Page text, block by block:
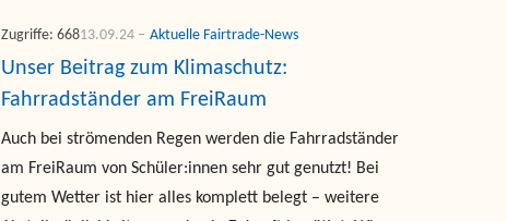
Unser Beitrag zum Klimaschutz:
Fahrradständer am FreiRaum
Auch bei strömenden Regen werden die Fahrradständer
am FreiRaum von Schüler:innen sehr gut genutzt! Bei
gutem Wetter ist hier alles komplett belegt – weitere
Aktuelle Fairtrade-News
13.09.24
Zugriffe: 668